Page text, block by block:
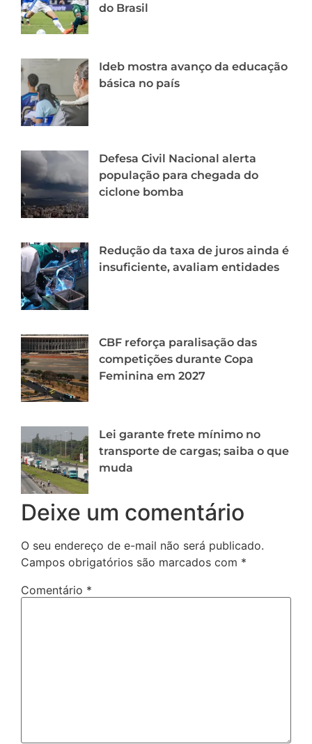
do Brasil
Ideb mostra avanço da educação
básica no país
Defesa Civil Nacional alerta
população para chegada do
ciclone bomba
Redução da taxa de juros ainda é
insuficiente, avaliam entidades
CBF reforça paralisação das
competições durante Copa
Feminina em 2027
Lei garante frete mínimo no
transporte de cargas; saiba o que
muda
Deixe um comentário
O seu endereço de e-mail não será publicado.
Campos obrigatórios são marcados com *
Comentário *